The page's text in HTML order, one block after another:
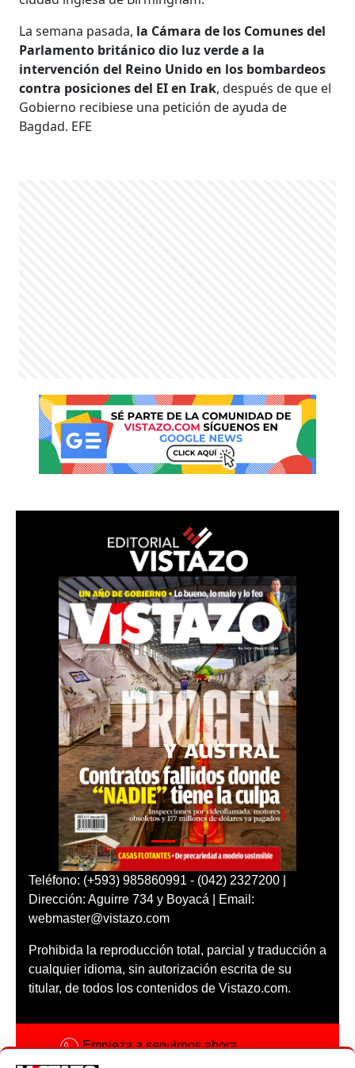
La semana pasada, la Cámara de los Comunes del
Parlamento británico dio luz verde a la
intervención del Reino Unido en los bombardeos
contra posiciones del EI en Irak, después de que el
Gobierno recibiese una petición de ayuda de
Bagdad. EFE
Teléfono: (+593) 985860991 - (042) 2327200 |
Dirección: Aguirre 734 y Boyacá | Email:
webmaster@vistazo.com
Prohibida la reproducción total, parcial y traducción a
cualquier idioma, sin autorización escrita de su
titular, de todos los contenidos de Vistazo.com.
Empieza a seguirnos ahora